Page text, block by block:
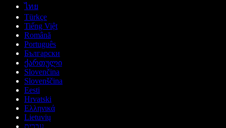
ไทย
Türkçe
Tiếng Việt
Română
Português
Български
ქართული
Slovenčina
Slovenščina
Eesti
Hrvatski
Ελληνικά
Lietuvių
עברית